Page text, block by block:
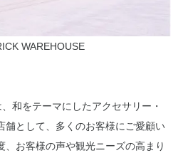
WAREHOUSE
和をテーマにしたアクセサリー・
舗として、多くのお客様にご愛顧い
、お客様の声や観光ニーズの高まり